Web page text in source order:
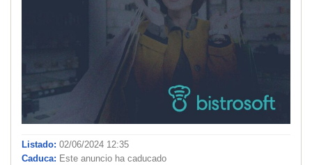
Listado: 02/06/2024 12:35
Caduca: Este anuncio ha caducado